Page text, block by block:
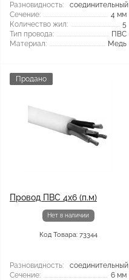
Разновидность:
соединительный
Сечение:
4 мм
Количество жил:
5
Тип провода:
ПВС
Материал:
Медь
Продано
Провод ПВС 4x6 (п.м)
Нет в наличии
Код Товара: 73344
Разновидность:
соединительный
Сечение:
6 мм